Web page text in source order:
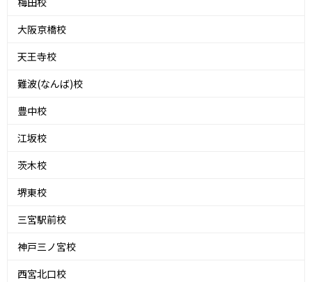
大阪京橋校
天王寺校
難波(なんば)校
豊中校
江坂校
茨木校
堺東校
三宮駅前校
神戸三ノ宮校
西宮北口校